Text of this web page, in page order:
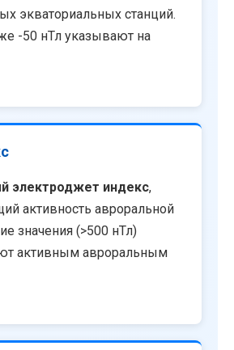
экваториальных станций.
-50 нТл указывают на
электроджет индекс,
активность авроральной
значения (>500 нТл)
активным авроральным